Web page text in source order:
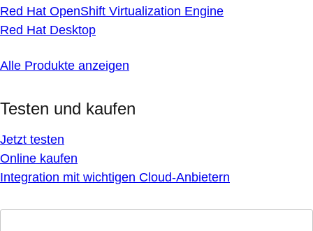
Red Hat OpenShift Virtualization Engine
Red Hat Desktop
Alle Produkte anzeigen
Testen und kaufen
Jetzt testen
Online kaufen
Integration mit wichtigen Cloud-Anbietern